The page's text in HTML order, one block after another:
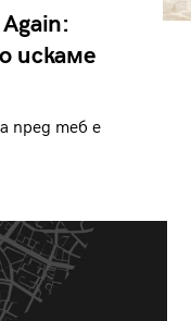
искаме
пред теб е